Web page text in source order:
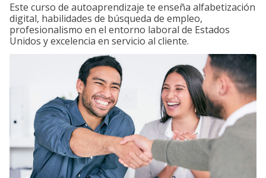
Este curso de autoaprendizaje te enseña alfabetización
digital, habilidades de búsqueda de empleo,
profesionalismo en el entorno laboral de Estados
Unidos y excelencia en servicio al cliente.